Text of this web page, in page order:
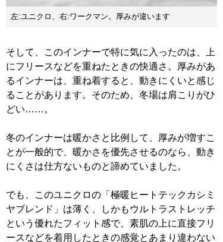
左:ユニクロ、右:ワークマン。厚みが違います
そして、このインナーで特に気に入ったのは、上
にフリースなどを重ねたときの快適さ。厚みがあ
るインナーは、重ね着すると、動きにくいと感じ
ることがあります。そのため、冬場は肩こりがひ
どい……。
冬のインナーは暖かさと比例して、厚みが増すこ
とが一般的で、暖かさを優先させるのなら、動き
にくさは仕方ないものと諦めていました。
でも、このユニクロの「極暖ヒートテックカシミ
ヤブレンド」は薄く、しかもウルトラストレッチ
という優れたフィット感で、素肌の上に直接フリ
ースなどを着用したときの感覚とあまり違わない